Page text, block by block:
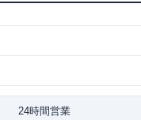
24時間営業